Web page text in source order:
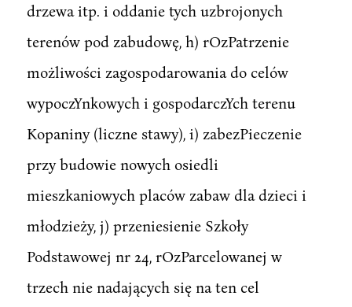
drzewa itp. i oddanie tych uzbrojonych
terenów pod zabudowę, h) rOzPatrzenie
możliwości zagospodarowania do celów
wypoczYnkowych i gospodarczYch terenu
Kopaniny (liczne stawy), i) zabezPieczenie
przy budowie nowych osiedli
mieszkaniowych placów zabaw dla dzieci i
młodzieży, j) przeniesienie Szkoły
Podstawowej nr 24, rOzParcelowanej w
trzech nie nadających się na ten cel